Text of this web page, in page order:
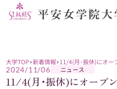
大学TOP 新着情報 11/4(月･振休)にオー
2024/11/06 ニュース
11/4(月･振休)にオープ